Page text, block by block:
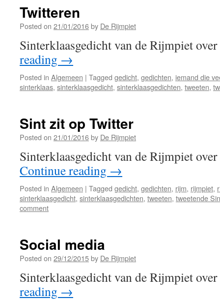
Twitteren
Posted on 21/01/2016by De Rijmpiet
Sinterklaasgedicht van de Rijmpiet
reading →
Posted in Algemeen | Tagged gedicht, gedichten, iemand die
sinterklaas, sinterklaasgedicht, sinterklaasgedichten, tweeten,
Sint zit op Twitter
Posted on 21/01/2016by De Rijmpiet
Sinterklaasgedicht van de Rijmpiet
Continue reading →
Posted in Algemeen | Tagged gedicht, gedichten, rijm, rijmpiet,
sinterklaasgedicht, sinterklaasgedichten, tweeten, tweetende
comment
Social media
Posted on 29/12/2015by De Rijmpiet
Sinterklaasgedicht van de Rijmpiet
reading →